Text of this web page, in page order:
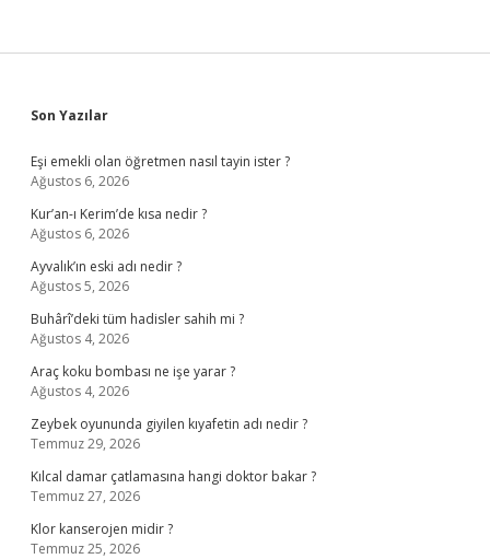
Sidebar
Son Yazılar
Eşi emekli olan öğretmen nasıl tayin ister ?
Ağustos 6, 2026
Kur’an-ı Kerim’de kısa nedir ?
Ağustos 6, 2026
Ayvalık’ın eski adı nedir ?
Ağustos 5, 2026
Buhârî’deki tüm hadisler sahih mi ?
Ağustos 4, 2026
Araç koku bombası ne işe yarar ?
Ağustos 4, 2026
Zeybek oyununda giyilen kıyafetin adı nedir ?
Temmuz 29, 2026
Kılcal damar çatlamasına hangi doktor bakar ?
Temmuz 27, 2026
Klor kanserojen midir ?
Temmuz 25, 2026